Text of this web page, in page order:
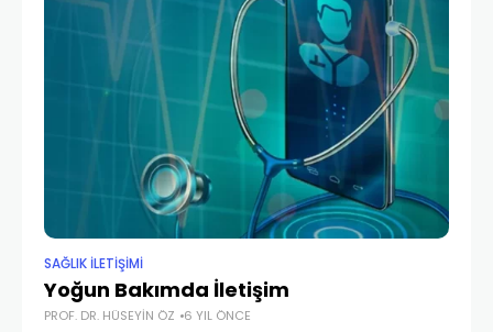
SAĞLIK İLETİŞİMİ
Yoğun Bakımda İletişim
PROF. DR. HÜSEYIN ÖZ 6 YIL ÖNCE